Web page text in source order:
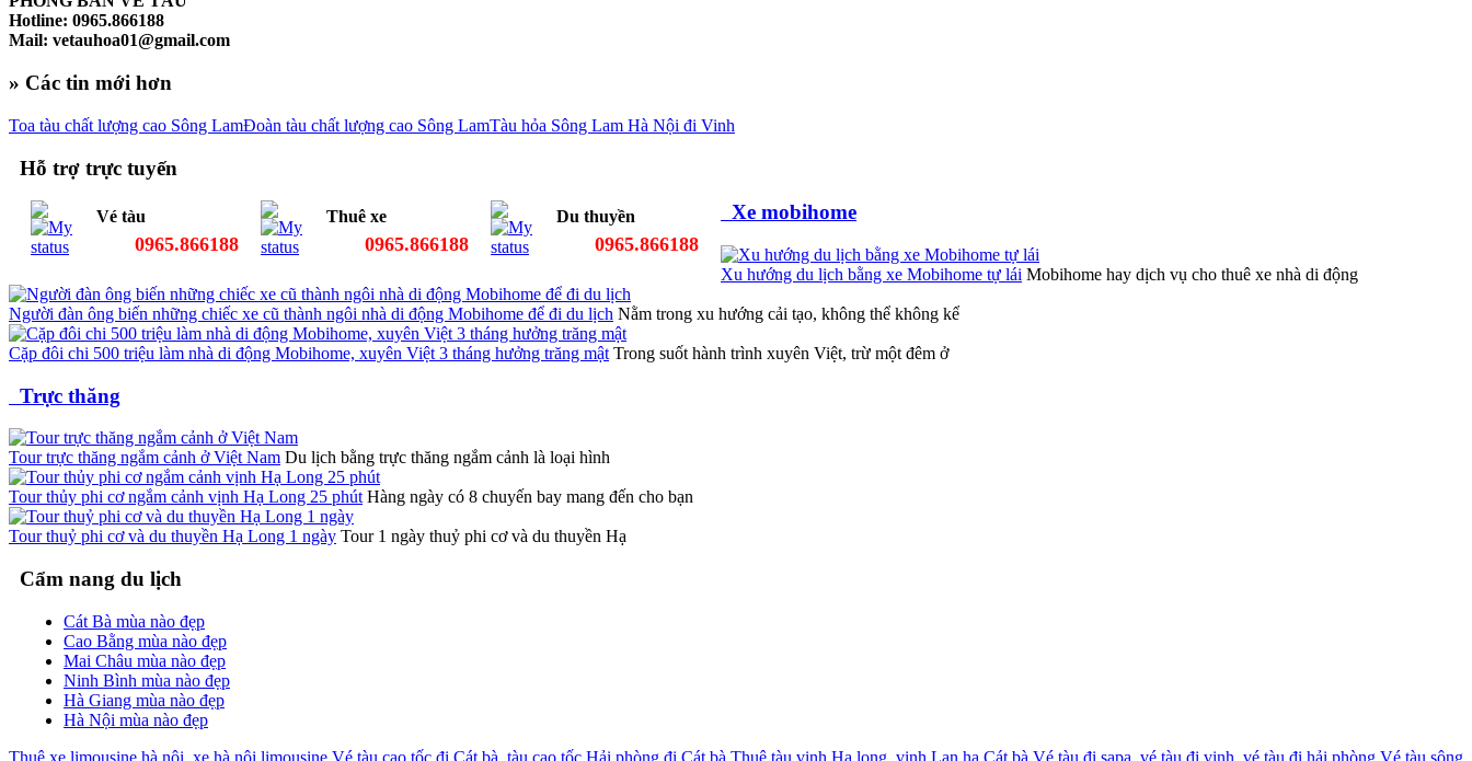
Hotline: 0965.866188
Mail: vetauhoa01@gmail.com
» Các tin mới hơn
Toa tàu chất lượng cao Sông LamĐoàn tàu chất lượng cao Sông LamTàu hỏa Sông Lam Hà Nội đi Vinh
Hỗ trợ trực tuyến
Vé tàu
0965.866188
Thuê xe
0965.866188
Du thuyền
0965.866188
Xe mobihome
Xu hướng du lịch bằng xe Mobihome tự lái Mobihome hay dịch vụ cho thuê xe nhà di động
Người đàn ông biến những chiếc xe cũ thành ngôi nhà di động Mobihome để đi du lịch Nằm trong xu hướng cải tạo, không thể không kể
Cặp đôi chi 500 triệu làm nhà di động Mobihome, xuyên Việt 3 tháng hưởng trăng mật Trong suốt hành trình xuyên Việt, trừ một đêm ở
Trực thăng
Tour trực thăng ngắm cảnh ở Việt Nam Du lịch bằng trực thăng ngắm cảnh là loại hình
Tour thủy phi cơ ngắm cảnh vịnh Hạ Long 25 phút Hàng ngày có 8 chuyến bay mang đến cho bạn
Tour thuỷ phi cơ và du thuyền Hạ Long 1 ngày Tour 1 ngày thuỷ phi cơ và du thuyền Hạ
Cẩm nang du lịch
Cát Bà mùa nào đẹp
Cao Bằng mùa nào đẹp
Mai Châu mùa nào đẹp
Ninh Bình mùa nào đẹp
Hà Giang mùa nào đẹp
Hà Nội mùa nào đẹp
Thuê xe limousine hà nội, xe hà nội limousine Vé tàu cao tốc đi Cát bà, tàu cao tốc Hải phòng đi Cát bà Thuê tàu vịnh Hạ long, vịnh Lan hạ Cát bà Vé tàu đi sapa, vé tàu đi vinh, vé tàu đi hải phòng Vé tàu sông